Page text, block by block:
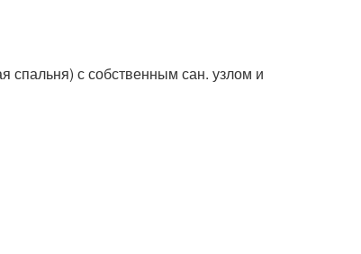
спальня) с собственным сан. узлом и